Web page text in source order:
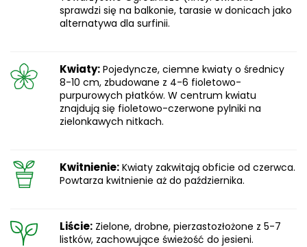
sprawdzi się na balkonie, tarasie w donicach jako
alternatywa dla surfinii.
Kwiaty: Pojedyncze, ciemne kwiaty o średnicy
8-10 cm, zbudowane z 4-6 fioletowo-
purpurowych płatków. W centrum kwiatu
znajdują się fioletowo-czerwone pylniki na
zielonkawych nitkach.
Kwitnienie: Kwiaty zakwitają obficie od czerwca.
Powtarza kwitnienie aż do października.
Liście: Zielone, drobne, pierzastozłożone z 5-7
listków, zachowujące świeżość do jesieni.